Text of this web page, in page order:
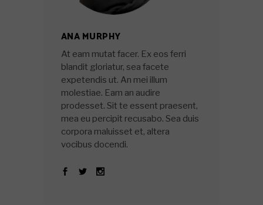
ANA MURPHY
At eam mutat facer. Ex eos ferri
blandit gloriatur, sea facete
expetendis ut. An mei illum
molestiae. Eam an audire
prodesset. Sit te essent praesent,
mea eu percipit recusabo. Sea duis
corpora maluisset et, altera
vocibus docendi.